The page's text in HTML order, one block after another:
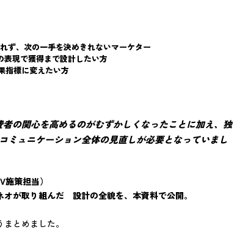
ず、次の一手を決めきれないマーケター
表現で獲得まで設計したい方
指標に変えたい方
の関心を高めるのがむずかしくなったことに加え、独
ミュニケーション全体の見直しが必要となっていまし
策担当）
が取り組んだ 設計の全貌を、本資料で公開。
とめました。